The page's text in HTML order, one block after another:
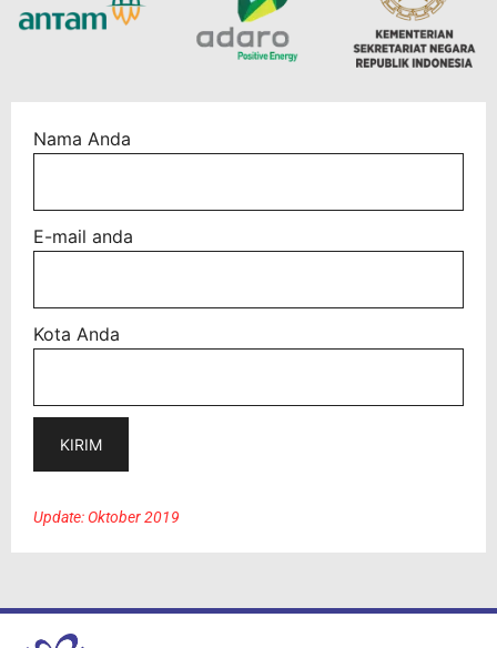
Nama Anda
E-mail anda
Kota Anda
Update: Oktober 2019